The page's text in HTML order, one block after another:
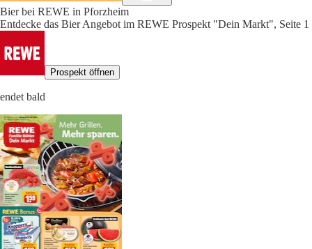
Bier bei REWE in Pforzheim
Entdecke das Bier Angebot im REWE Prospekt "Dein Markt", Seite 1
Prospekt öffnen
endet bald